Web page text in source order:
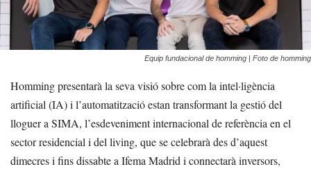
Equip fundacional de homming | Foto de homming
Homming presentarà la seva visió sobre com la intel·ligència
artificial (IA) i l’automatització estan transformant la gestió del
lloguer a SIMA, l’esdeveniment internacional de referència en el
sector residencial i del living, que se celebrarà des d’aquest
dimecres i fins dissabte a Ifema Madrid i connectarà inversors,